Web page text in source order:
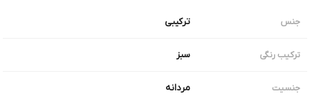
جنس ترکیبی
ترکیب رنگی سبز
جنسیت مردانه